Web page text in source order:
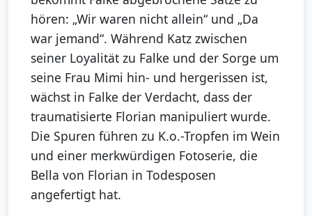
hören: „Wir waren nicht allein“ und „Da
war jemand“. Während Katz zwischen
seiner Loyalität zu Falke und der Sorge um
seine Frau Mimi hin- und hergerissen ist,
wächst in Falke der Verdacht, dass der
traumatisierte Florian manipuliert wurde.
Die Spuren führen zu K.o.-Tropfen im Wein
und einer merkwürdigen Fotoserie, die
Bella von Florian in Todesposen
angefertigt hat.